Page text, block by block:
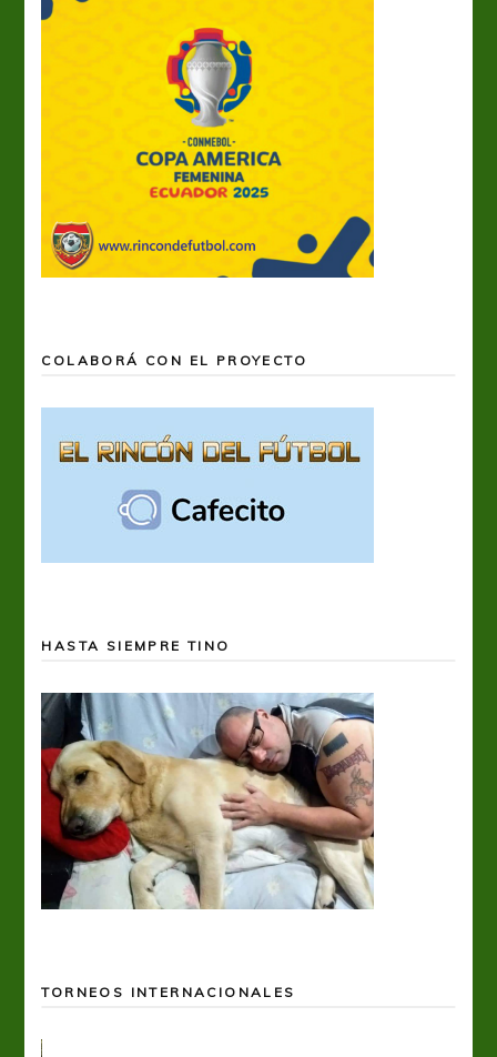
COLABORÁ CON EL PROYECTO
HASTA SIEMPRE TINO
TORNEOS INTERNACIONALES